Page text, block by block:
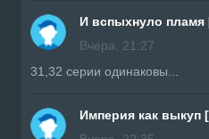
И вспыхнуло пламя
Вчера, 21:27
31,32 серии одинаковы...
Империя как выкуп